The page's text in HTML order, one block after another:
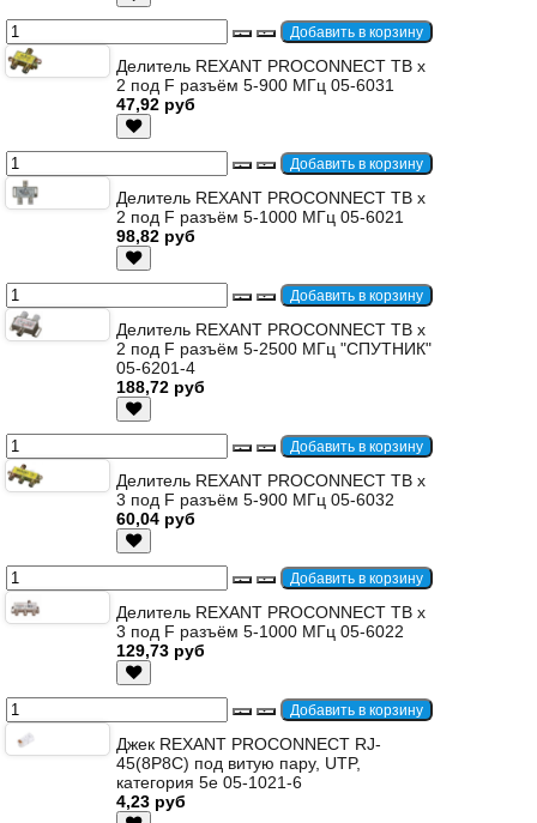
Делитель REXANT PROCONNECT ТВ х
2 под F разъём 5-900 МГц 05-6031
47,92 руб
Делитель REXANT PROCONNECT ТВ х
2 под F разъём 5-1000 МГц 05-6021
98,82 руб
Делитель REXANT PROCONNECT ТВ х
2 под F разъём 5-2500 МГц "СПУТНИК"
05-6201-4
188,72 руб
Делитель REXANT PROCONNECT ТВ х
3 под F разъём 5-900 МГц 05-6032
60,04 руб
Делитель REXANT PROCONNECT ТВ х
3 под F разъём 5-1000 МГц 05-6022
129,73 руб
Джек REXANT PROCONNECT RJ-
45(8P8C) под витую пару, UTP,
категория 5e 05-1021-6
4,23 руб